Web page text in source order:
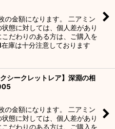
の金額になります。 二アミン
状態に対しては、個人差があり
こだわりのある方は、ご購入を
庫は十分注意しております
クシークレットレア】深淵の相
の金額になります。 二アミン
状態に対しては、個人差があり
こだわりのある方は、ご購入を